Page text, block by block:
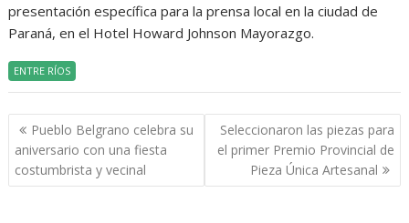
presentación específica para la prensa local en la ciudad de
Paraná, en el Hotel Howard Johnson Mayorazgo.
ENTRE RÍOS
Navegación
de
entradas
Pueblo Belgrano celebra su
aniversario con una fiesta
costumbrista y vecinal
Seleccionaron las piezas para
el primer Premio Provincial de
Pieza Única Artesanal